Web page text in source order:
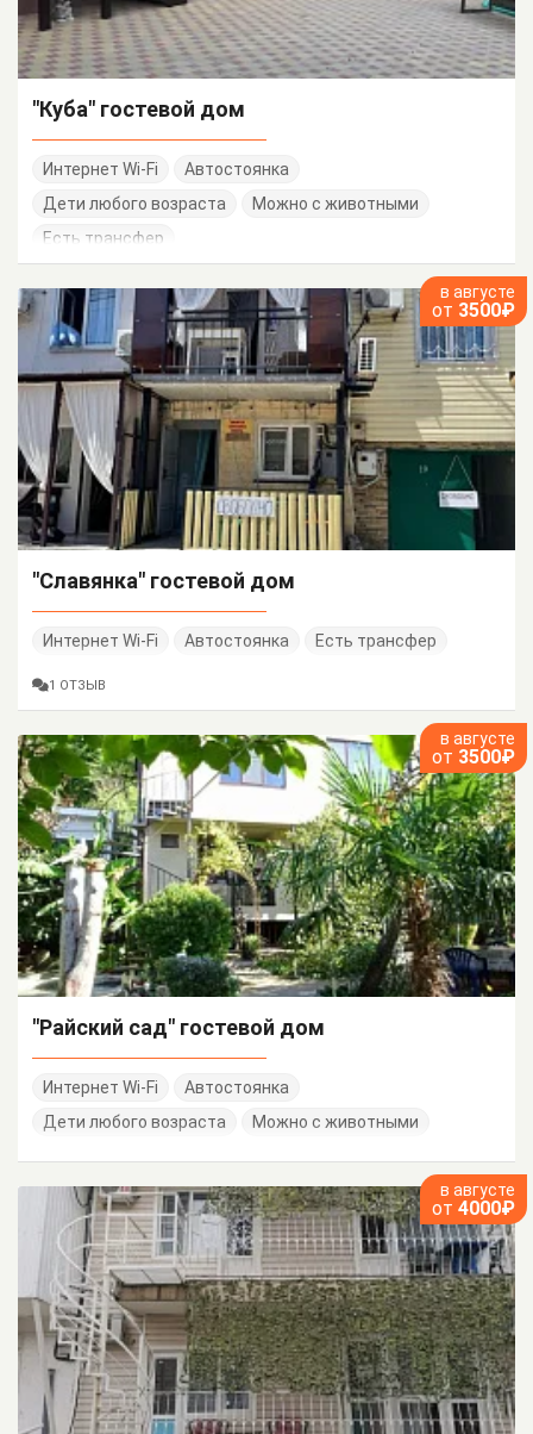
"Куба" гостевой дом
Интернет Wi-Fi
Автостоянка
Дети любого возраста
Можно с животными
Есть трансфер
в августе
от 3500₽
"Славянка" гостевой дом
Интернет Wi-Fi Автостоянка Есть трансфер
1 ОТЗЫВ
в августе
от 3500₽
"Райский сад" гостевой дом
Интернет Wi-Fi
Автостоянка
Дети любого возраста
Можно с животными
в августе
от 4000₽